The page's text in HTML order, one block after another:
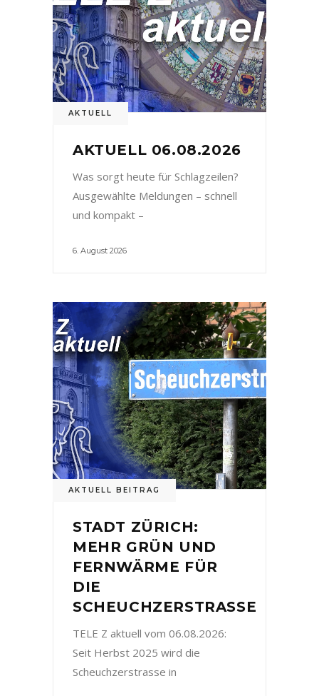
AKTUELL
AKTUELL 06.08.2026
Was sorgt heute für Schlagzeilen?
Ausgewählte Meldungen – schnell
und kompakt –
6. August 2026
AKTUELL BEITRAG
STADT ZÜRICH:
MEHR GRÜN UND
FERNWÄRME FÜR
DIE
SCHEUCHZERSTRASSE
TELE Z aktuell vom 06.08.2026:
Seit Herbst 2025 wird die
Scheuchzerstrasse in